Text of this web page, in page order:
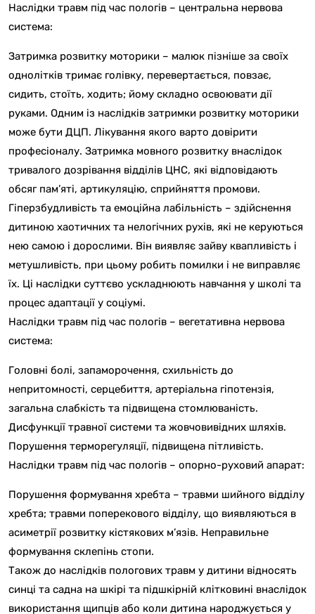
Наслідки травм під час пологів – центральна нервова
система:
Затримка розвитку моторики – малюк пізніше за своїх
однолітків тримає голівку, перевертається, повзає,
сидить, стоїть, ходить; йому складно освоювати дії
руками. Одним із наслідків затримки розвитку моторики
може бути ДЦП. Лікування якого варто довірити
професіоналу. Затримка мовного розвитку внаслідок
тривалого дозрівання відділів ЦНС, які відповідають
обсяг пам’яті, артикуляцію, сприйняття промови.
Гіперзбудливість та емоційна лабільність – здійснення
дитиною хаотичних та нелогічних рухів, які не керуються
нею самою і дорослими. Він виявляє зайву квапливість і
метушливість, при цьому робить помилки і не виправляє
їх. Ці наслідки суттєво ускладнюють навчання у школі та
процес адаптації у соціумі.
Наслідки травм під час пологів – вегетативна нервова
система:
Головні болі, запаморочення, схильність до
непритомності, серцебиття, артеріальна гіпотензія,
загальна слабкість та підвищена стомлюваність.
Дисфункції травної системи та жовчовивідних шляхів.
Порушення терморегуляції, підвищена пітливість.
Наслідки травм під час пологів – опорно-руховий апарат:
Порушення формування хребта – травми шийного відділу
хребта; травми поперекового відділу, що виявляються в
асиметрії розвитку кістякових м’язів. Неправильне
формування склепінь стопи.
Також до наслідків пологових травм у дитини відносять
синці та садна на шкірі та підшкірній клітковині внаслідок
використання щипців або коли дитина народжується у